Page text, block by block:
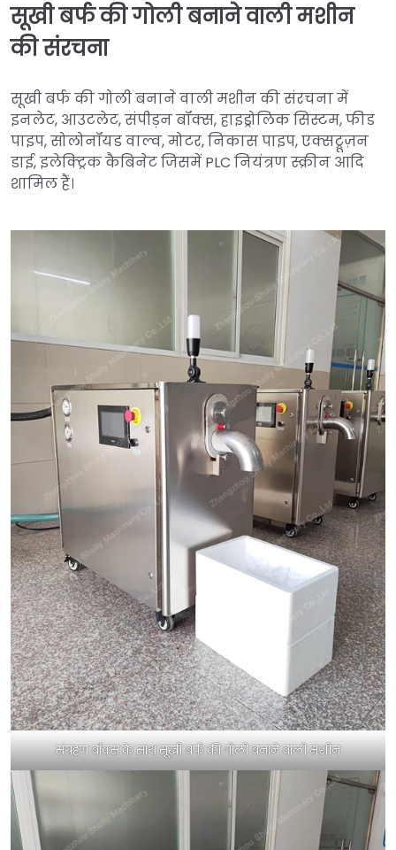
सूखी बर्फ की गोली बनाने वाली मशीन
की संरचना
सूखी बर्फ की गोली बनाने वाली मशीन की संरचना में
इनलेट, आउटलेट, संपीड़न बॉक्स, हाइड्रोलिक सिस्टम, फीड
पाइप, सोलोनॉयड वाल्व, मोटर, निकास पाइप, एक्सट्रूज़न
डाई, इलेक्ट्रिक कैबिनेट जिसमें PLC नियंत्रण स्क्रीन आदि
शामिल हैं।
संग्रहण बॉक्स के साथ सूखी बर्फ की गोली बनाने वाली मशीन